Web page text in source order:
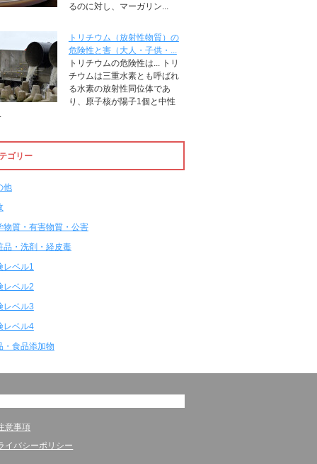
るのに対し、マーガリン...
トリチウム（放射性物質）の
危険性と害（大人・子供・...
トリチウムの危険性は... トリ
チウムは三重水素とも呼ばれ
る水素の放射性同位体であ
り、原子核が陽子1個と中性
ゴリー
他
物質・有害物質・公害
品・洗剤・経皮毒
レベル1
レベル2
レベル3
レベル4
・食品添加物
意事項
イバシーポリシー